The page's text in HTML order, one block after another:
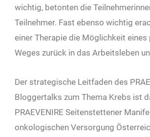
wichtig, betonten die
Teilnehmer. Fast ebenso wichtig
einer Therapie die Möglichkeit eines
Weges zurück in das Arbeitsleben
Der strategische Leitfaden des
Bloggertalks zum Thema Krebs ist
PRAEVENIRE Seitenstettener
onkologischen Versorgung